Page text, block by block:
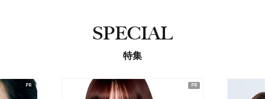
SPECIAL
特集